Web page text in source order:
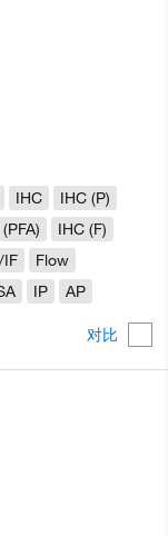
对比
IHC
IHC (P)
IHC (F)
IF
Flow
IP AP